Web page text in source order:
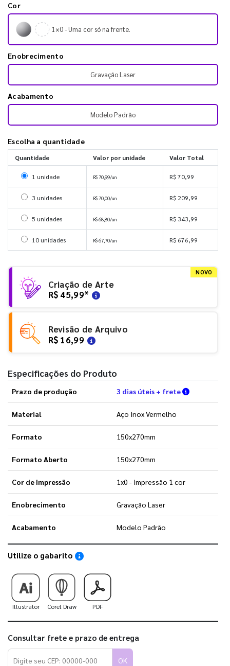
Cor
1×0 - Uma cor só na frente.
Enobrecimento
Gravação Laser
Acabamento
Modelo Padrão
Escolha a quantidade
Quantidade Valor por unidade Valor Total
Selecionar 1 unidade
1 unidade R$ 70,99/un R$ 70,99
Selecionar 3 unidades
3 unidades R$ 70,00/un R$ 209,99
Selecionar 5 unidades
5 unidades R$ 68,80/un R$ 343,99
Selecionar 10 unidades
10 unidades R$ 67,70/un R$ 676,99
NOVO
Criação de Arte
R$ 45,99*
Revisão de Arquivo
R$ 16,99
Especificações do Produto
Prazo de produção 3 dias úteis + frete Verifique
Material Aço Inox Vermelho
Formato 150x270mm
Formato Aberto 150x270mm
Cor de Impressão 1x0 - Impressão 1 cor
Enobrecimento Gravação Laser
Acabamento Modelo Padrão
Utilize o gabarito Saiba como utilizar os nossos gabaritos
Illustrator Corel Draw PDF
Consultar frete e prazo de entrega
OK